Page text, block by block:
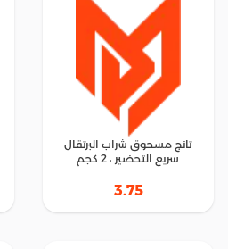
تانج مسحوق شراب البرتقال
سريع التحضير ، 2 كجم
3.75